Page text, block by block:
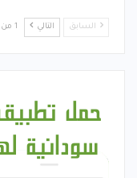
السابق التالي 1 من 377